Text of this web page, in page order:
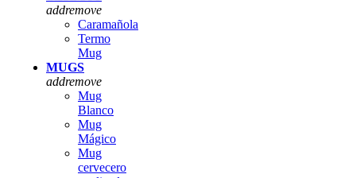
addremove
Caramañola
Termo
Mug
MUGS
addremove
Mug
Blanco
Mug
Mágico
Mug
cervecero